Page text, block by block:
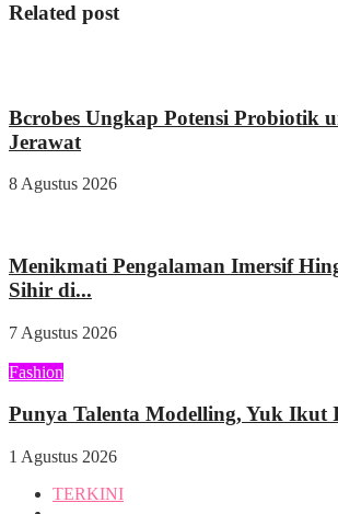
Related post
Bcrobes Ungkap Potensi Probiotik
Jerawat
8 Agustus 2026
Menikmati Pengalaman Imersif
Sihir di...
7 Agustus 2026
Fashion
Punya Talenta Modelling, Yuk Ikut
1 Agustus 2026
TERKINI